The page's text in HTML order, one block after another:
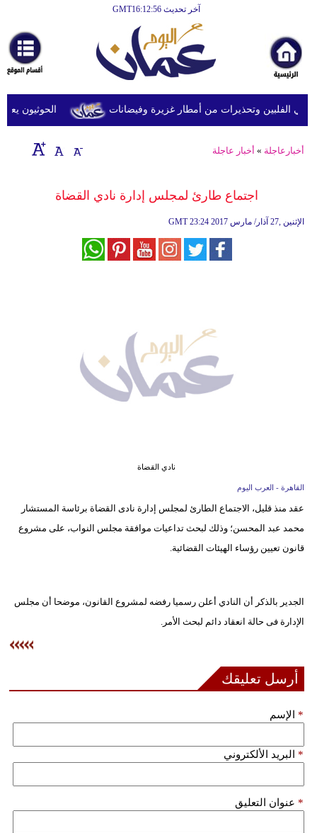
آخر تحديث GMT16:12:56
أخبارعاجلة
رياضة
ثقافة
إقتصاد
وموسيقى
علوم
وتكنولوجيا
مدوَّنات
سيارات
الحوثيون الفلبين وتحذيرات من أمطار غزيرة وفيضانات
أخبارعاجلة » أخبار عاجلة
اجتماع طارئ لمجلس إدارة نادي القضاة
GMT 23:24 2017 الإثنين ,27 آذار/ مارس
نادي القضاة
القاهرة - العرب اليوم
عقد منذ قليل، الاجتماع الطارئ لمجلس إدارة نادى القضاة برئاسة المستشار
محمد عبد المحسن؛ وذلك لبحث تداعيات موافقة مجلس النواب، على مشروع
قانون تعيين رؤساء الهيئات القضائية.
الجدير بالذكر أن النادي أعلن رسميا رفضه لمشروع القانون، موضحا أن مجلس
الإدارة فى حالة انعقاد دائم لبحث الأمر.
أرسل تعليقك
الإسم *
البريد الألكتروني *
عنوان التعليق *